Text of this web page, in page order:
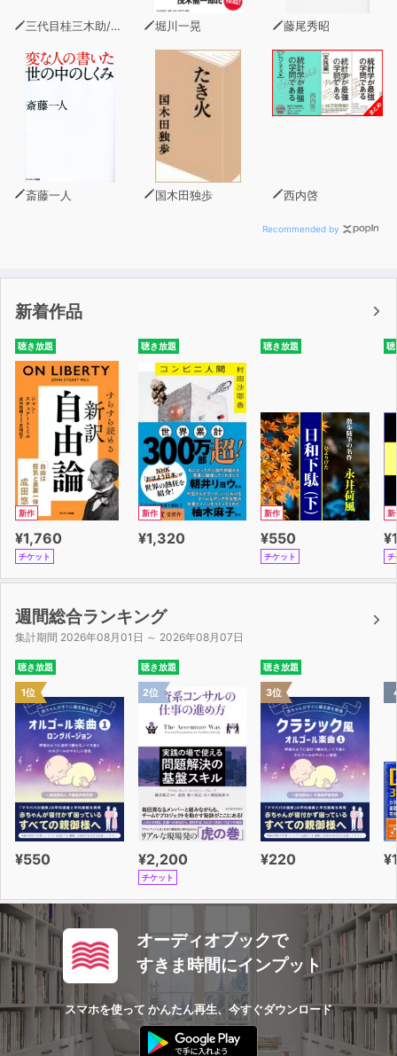
三代目桂三木助/北大路魯山人/古川緑波/坂口安吾 堀川一晃 藤尾秀昭
斎藤一人 国木田独歩 西内啓
Recommended by
新着作品
聴き放題
新作
¥1,760
チケット
聴き放題
新作
¥1,320
聴き放題
新作
¥550
チケット
聴
新
チ
週間総合ランキング
集計期間 2026年08月01日 ～ 2026年08月07日
聴き放題
1位
¥550
聴き放題
2位
¥2,200
チケット
聴き放題
3位
¥220
オーディオブックで
すきま時間にインプット
スマホを使って かんたん再生、今すぐダウンロード